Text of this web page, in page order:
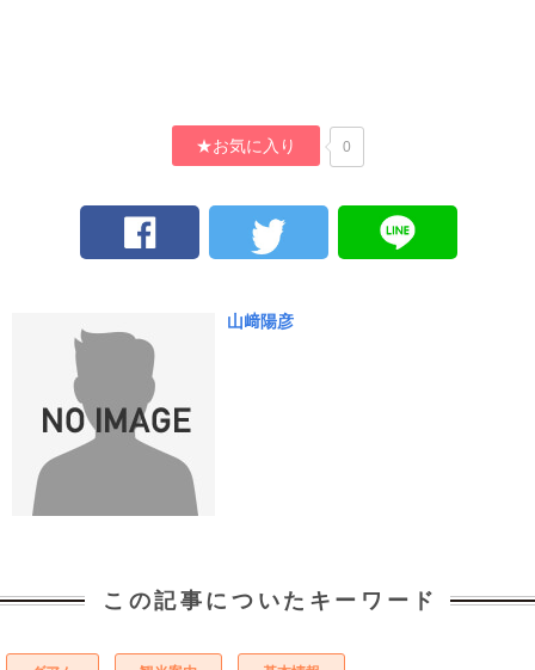
★お気に入り 0
山﨑陽彦
この記事についたキーワード